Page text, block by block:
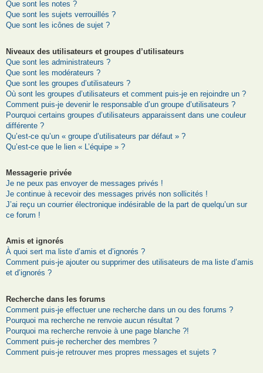
Que sont les notes ?
Que sont les sujets verrouillés ?
Que sont les icônes de sujet ?
Niveaux des utilisateurs et groupes d’utilisateurs
Que sont les administrateurs ?
Que sont les modérateurs ?
Que sont les groupes d’utilisateurs ?
Où sont les groupes d’utilisateurs et comment puis-je en rejoindre un ?
Comment puis-je devenir le responsable d’un groupe d’utilisateurs ?
Pourquoi certains groupes d’utilisateurs apparaissent dans une couleur
différente ?
Qu’est-ce qu’un « groupe d’utilisateurs par défaut » ?
Qu’est-ce que le lien « L’équipe » ?
Messagerie privée
Je ne peux pas envoyer de messages privés !
Je continue à recevoir des messages privés non sollicités !
J’ai reçu un courrier électronique indésirable de la part de quelqu’un sur
ce forum !
Amis et ignorés
À quoi sert ma liste d’amis et d’ignorés ?
Comment puis-je ajouter ou supprimer des utilisateurs de ma liste d’amis
et d’ignorés ?
Recherche dans les forums
Comment puis-je effectuer une recherche dans un ou des forums ?
Pourquoi ma recherche ne renvoie aucun résultat ?
Pourquoi ma recherche renvoie à une page blanche ?!
Comment puis-je rechercher des membres ?
Comment puis-je retrouver mes propres messages et sujets ?